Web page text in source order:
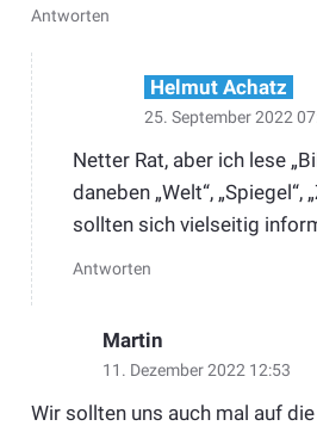
Antworten
Helmut Achatz
25. September 2022
Netter Rat, aber ich lese
daneben „Welt“,
sollten sich vielseitig
Antworten
Martin
11. Dezember 2022 12:53
Wir sollten uns auch mal auf